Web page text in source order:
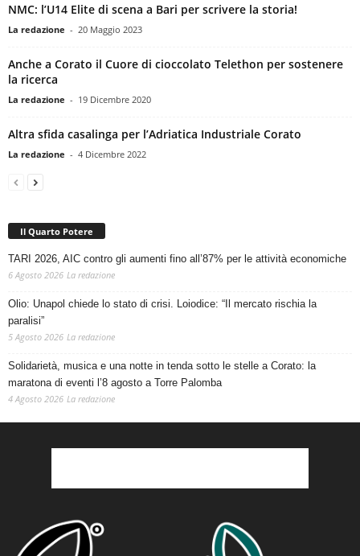
NMC: l’U14 Elite di scena a Bari per scrivere la storia!
La redazione - 20 Maggio 2023
Anche a Corato il Cuore di cioccolato Telethon per sostenere
la ricerca
La redazione - 19 Dicembre 2020
Altra sfida casalinga per l’Adriatica Industriale Corato
La redazione - 4 Dicembre 2022
Il Quarto Potere
TARI 2026, AIC contro gli aumenti fino all’87% per le attività economiche
6 Agosto 2026 La redazione
Olio: Unapol chiede lo stato di crisi. Loiodice: “Il mercato rischia la
paralisi”
5 Agosto 2026 La redazione
Solidarietà, musica e una notte in tenda sotto le stelle a Corato: la
maratona di eventi l’8 agosto a Torre Palomba
4 Agosto 2026 La redazione